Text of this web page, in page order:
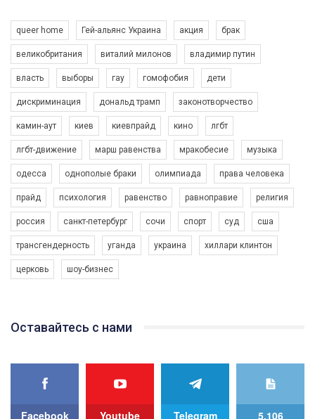
Зупинимо насильство проти ЛГБТ в Україні! Stop violence against LGBT in Ukraine!
6/30/2017
Емоційний та вражаючий промо-ролік на конкурс PACT, який
представляє програму "Гей-альянс Україна" з протидії
насильству проти ЛГБТ в Україні.
Ми просимо вашої підтримки, щоб реалізувати нашу
програму з боротьби з насильством проти ЛГБТ в Україні.
Якщо ти хочеш підтримати нас - просто натисни "лайк" під
best video, representing programme for the development of
We appeal to your support and ask to help us implement our plan
1.9K Просмотров • 226 Нравится • 5 Комментариев
queer home Гей-альянс Украина акция брак
великобритания виталий милонов владимир путин
власть выборы гау гомофобия дети
дискриминация дональд трамп законотворчество
камин-аут киев киевпрайд кино лгбт
лгбт-движение марш равенства мракобесие музыка
одесса однополые браки олимпиада права человека
прайд психология равенство равноправие религия
россия санкт-петербург сочи спорт суд сша
трансгендерность уганда украина хиллари клинтон
церковь шоу-бизнес
Оставайтесь с нами
Facebook Youtube Telegram 5,106